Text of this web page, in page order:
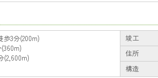
3分(200m)
(2,600m)
竣工
住所
構造